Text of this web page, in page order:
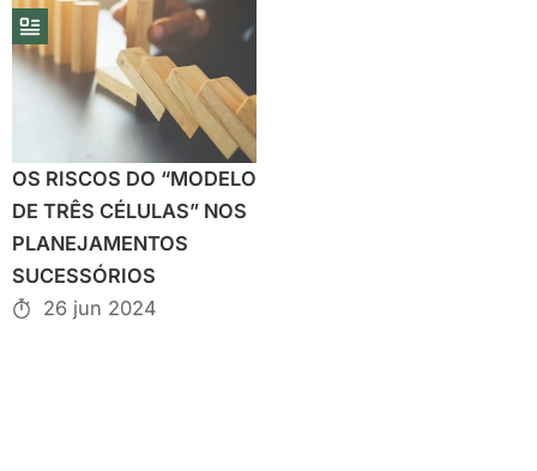
OS RISCOS DO “MODELO
DE TRÊS CÉLULAS” NOS
PLANEJAMENTOS
SUCESSÓRIOS
26 jun 2024